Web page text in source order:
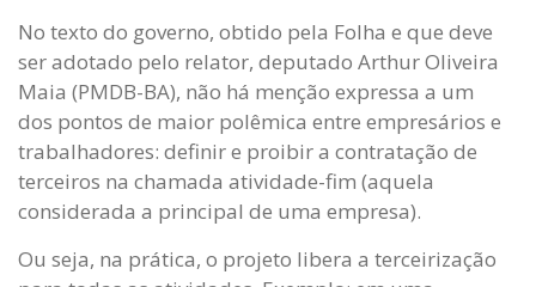
No texto do governo, obtido pela Folha e que deve
ser adotado pelo relator, deputado Arthur Oliveira
Maia (PMDB-BA), não há menção expressa a um
dos pontos de maior polêmica entre empresários e
trabalhadores: definir e proibir a contratação de
terceiros na chamada atividade-fim (aquela
considerada a principal de uma empresa).
Ou seja, na prática, o projeto libera a terceirização